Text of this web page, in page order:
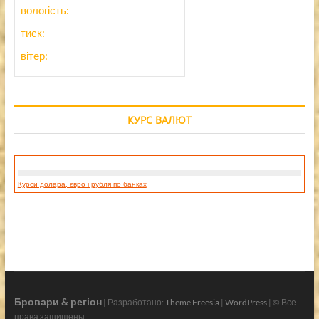
вологість:
тиск:
вітер:
КУРС ВАЛЮТ
Курси долара, євро і рубля по банках
Бровари & регіон| Разработано: Theme Freesia| WordPress| © Все
права защищены